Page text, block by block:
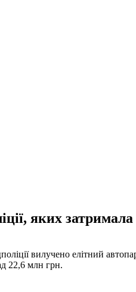
яких
вилучено елітний
22,6 млн грн.